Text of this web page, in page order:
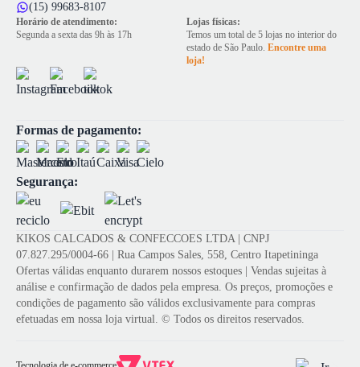
(15) 99683-8107
Horário de atendimento:
Segunda a sexta das 9h às 17h
Lojas físicas:
Temos um total de 5 lojas no interior do
estado de São Paulo. Encontre uma
loja!
Formas de pagamento:
Segurança:
KIKOS CALCADOS & CONFECCOES LTDA | CNPJ
07.827.295/0004-66 | Rua Campos Sales, 558, Centro Itapetininga
Ofertas válidas enquanto durarem nossos estoques | Vendas sujeitas à
análise e confirmação de dados pela empresa. Os preços, promoções e
condições de pagamento são válidos exclusivamente para compras
efetuadas em nossa loja virtual. © Todos os direitos reservados.